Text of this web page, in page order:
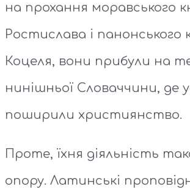
на прохання моравського
Ростислава і панонського
Коцеля, вони прибули на
нинішньої Словаччини, де
поширили християнство.
Проте, їхня діяльність
опору. Латинські